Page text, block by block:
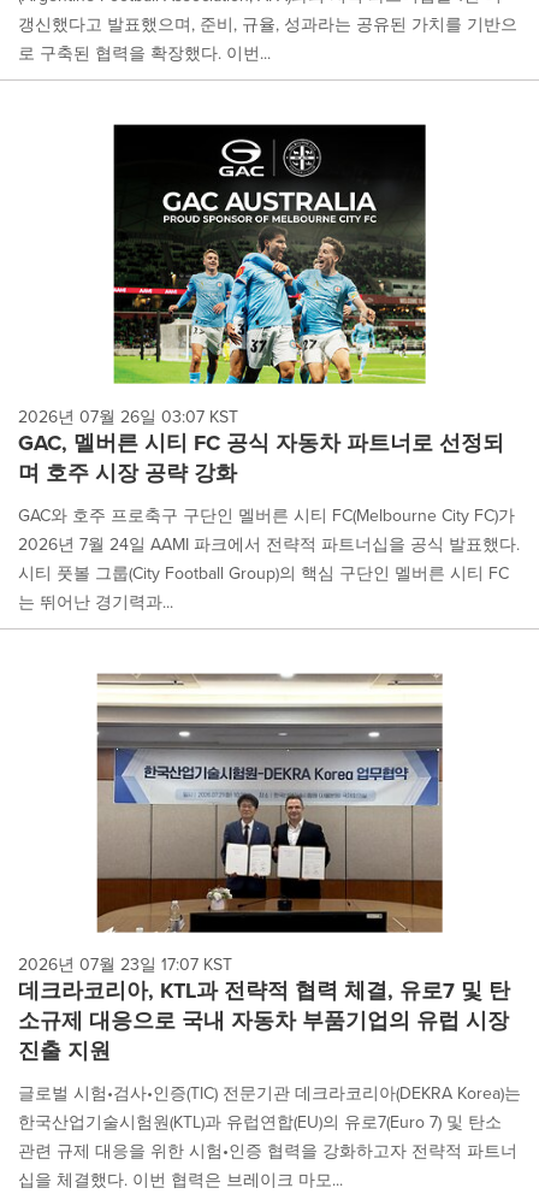
갱신했다고 발표했으며, 준비, 규율, 성과라는 공유된 가치를 기반으
로 구축된 협력을 확장했다. 이번...
2026년 07월 26일 03:07 KST
GAC, 멜버른 시티 FC 공식 자동차 파트너로 선정되
며 호주 시장 공략 강화
GAC와 호주 프로축구 구단인 멜버른 시티 FC(Melbourne City FC)가
2026년 7월 24일 AAMI 파크에서 전략적 파트너십을 공식 발표했다.
시티 풋볼 그룹(City Football Group)의 핵심 구단인 멜버른 시티 FC
는 뛰어난 경기력과...
2026년 07월 23일 17:07 KST
데크라코리아, KTL과 전략적 협력 체결, 유로7 및 탄
소규제 대응으로 국내 자동차 부품기업의 유럽 시장
진출 지원
글로벌 시험•검사•인증(TIC) 전문기관 데크라코리아(DEKRA Korea)는
한국산업기술시험원(KTL)과 유럽연합(EU)의 유로7(Euro 7) 및 탄소
관련 규제 대응을 위한 시험•인증 협력을 강화하고자 전략적 파트너
십을 체결했다. 이번 협력은 브레이크 마모...